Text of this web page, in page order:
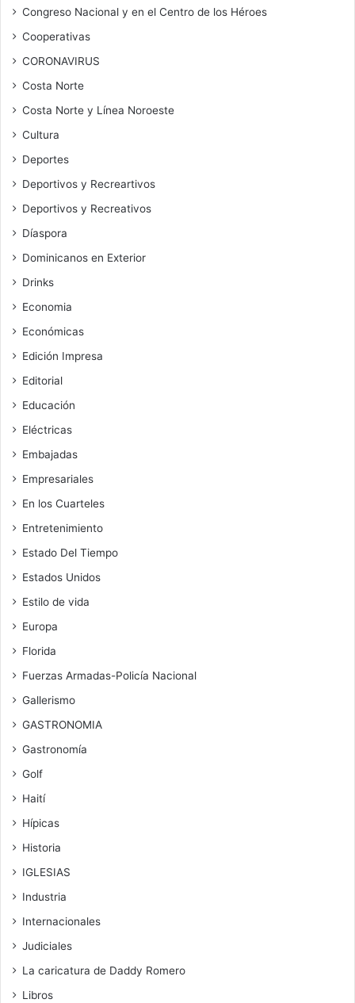
Congreso Nacional y en el Centro de los Héroes
Cooperativas
CORONAVIRUS
Costa Norte
Costa Norte y Línea Noroeste
Cultura
Deportes
Deportivos y Recreartivos
Deportivos y Recreativos
Díaspora
Dominicanos en Exterior
Drinks
Economia
Económicas
Edición Impresa
Editorial
Educación
Eléctricas
Embajadas
Empresariales
En los Cuarteles
Entretenimiento
Estado Del Tiempo
Estados Unidos
Estilo de vida
Europa
Florida
Fuerzas Armadas-Policía Nacional
Gallerismo
GASTRONOMIA
Gastronomía
Golf
Haití
Hípicas
Historia
IGLESIAS
Industria
Internacionales
Judiciales
La caricatura de Daddy Romero
Libros